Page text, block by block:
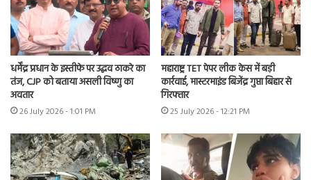
धर्मेंद्र प्रधान के इस्तीफे पर उद्धव ठाकरे का
तंज, CJP को बताया असली विष्णु का
अवतार
26 July 2026 - 1:01 PM
महाराष्ट्र TET पेपर लीक केस में बड़ी
कार्रवाई, मास्टरमाइंड बिजेंद्र गुप्ता बिहार से
गिरफ्तार
25 July 2026 - 12:21 PM